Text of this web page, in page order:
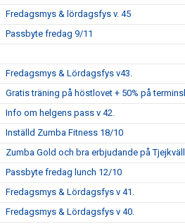
Fredagsmys & lördagsfys v. 45
Passbyte fredag 9/11
Fredagsmys & Lördagsfys v43.
Gratis träning på höstlovet + 50% på
Info om helgens pass v 42.
Inställd Zumba Fitness 18/10
Zumba Gold och bra erbjudande på
Passbyte fredag lunch 12/10
Fredagsmys & Lördagsfys v 41.
Fredagsmys & Lördagsfys v 40.